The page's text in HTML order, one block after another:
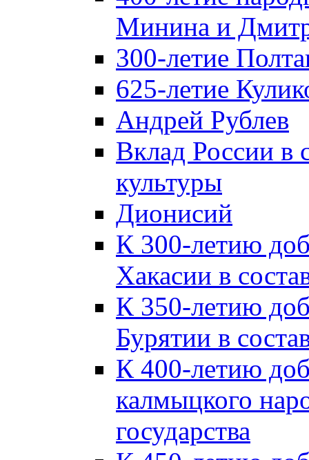
Минина и
300-летие
625-летие
Андрей Рублев
Вклад России в
культуры
Дионисий
К 300-летию
Хакасии в
К 350-летию
Бурятии в
К 400-летию
калмыцкого
государства